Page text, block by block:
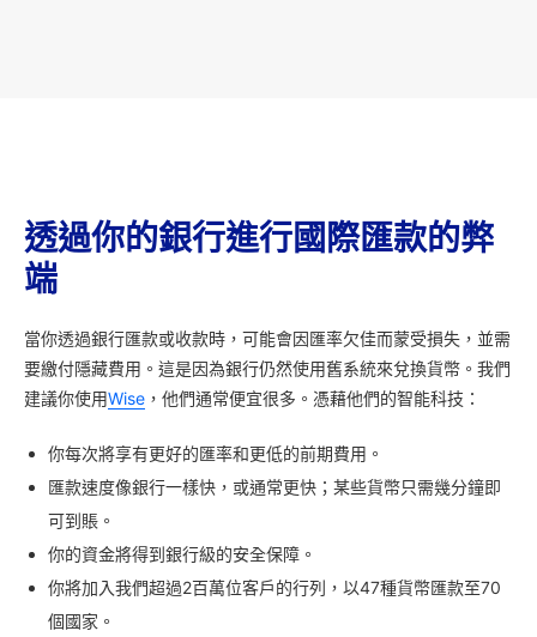
透過你的銀行進行國際匯款的弊
端
當你透過銀行匯款或收款時，可能會因匯率欠佳而蒙受損失，並需
要繳付隱藏費用。這是因為銀行仍然使用舊系統來兌換貨幣。我們
建議你使用Wise ，他們通常便宜很多。憑藉他們的智能科技：
你每次將享有更好的匯率和更低的前期費用。
匯款速度像銀行一樣快，或通常更快；某些貨幣只需幾分鐘即
可到賬。
你的資金將得到銀行級的安全保障。
你將加入我們超過2百萬位客戶的行列，以47種貨幣匯款至70
個國家。